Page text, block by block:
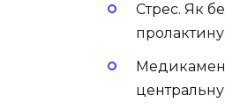
Стрес. Як
пролактину.